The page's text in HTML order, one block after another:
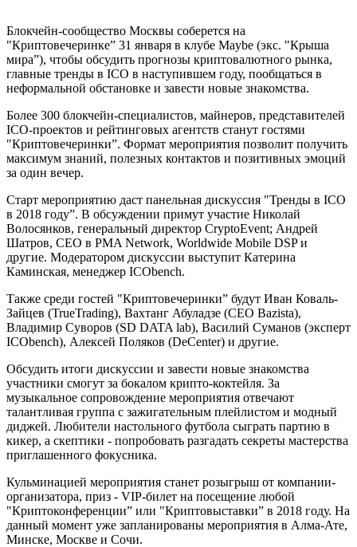
Блокчейн-сообщество Москвы соберется на
"Криптовечеринке” 31 января в клубе Maybe (экс. "Крыша
мира”), чтобы обсудить прогнозы криптовалютного рынка,
главные тренды в ICO в наступившем году, пообщаться в
неформальной обстановке и завести новые знакомства.
Более 300 блокчейн-специалистов, майнеров, представителей
ICO-проектов и рейтинговых агентств станут гостями
"Криптовечеринки”. Формат мероприятия позволит получить
максимум знаний, полезных контактов и позитивных эмоций
за один вечер.
Старт мероприятию даст панельная дискуссия "Тренды в ICO
в 2018 году”. В обсуждении примут участие Николай
Волосянков, генеральный директор CryptoEvent; Андрей
Шатров, CEO в PMA Network, Worldwide Mobile DSP и
другие. Модератором дискуссии выступит Катерина
Каминская, менеджер ICObench.
Также среди гостей "Криптовечеринки” будут Иван Коваль-
Зайцев (TrueTrading), Вахтанг Абуладзе (CEO Bazista),
Владимир Суворов (SD DATA lab), Василий Суманов (эксперт
ICObench), Алексей Поляков (DeCenter) и другие.
Обсудить итоги дискуссии и завести новые знакомства
участники смогут за бокалом крипто-коктейля. За
музыкальное сопровождение мероприятия отвечают
талантливая группа с зажигательным плейлистом и модный
диджей. Любители настольного футбола сыграть партию в
кикер, а скептики - попробовать разгадать секреты мастерства
приглашенного фокусника.
Кульминацией мероприятия станет розыгрыш от компании-
организатора, приз - VIP-билет на посещение любой
"Криптоконференции” или "Криптовыставки” в 2018 году. На
данный момент уже запланированы мероприятия в Алма-Ате,
Минске, Москве и Сочи.